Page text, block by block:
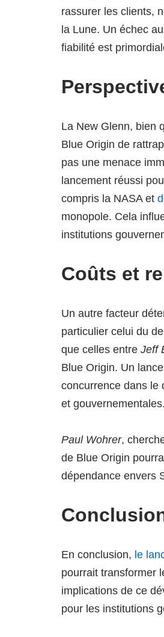
rassurer les clients,
la Lune. Un échec
fiabilité est
La New Glenn, bien
Blue Origin de
pas une menace
lancement réussi
compris la NASA et
monopole. Cela
institutions
Coûts et
Un autre facteur
particulier celui du
que celles entre Jeff
Blue Origin. Un
concurrence dans le
et gouvernementales.
Paul Wohrer,
de Blue Origin
dépendance envers
En conclusion, le
pourrait transformer
implications de ce
pour les institutions